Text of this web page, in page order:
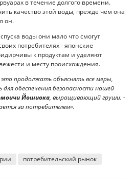
в течение долгого времени.
качество этой воды, прежде чем она
он.
воды они мало что смогут
потребителях - японские
к продуктам и уделяют
и месту происхождения.
продолжать объяснять все меры,
обеспечения безопасности нашей
Йошиока, выращивающий груши. -
за потребителем».
потребительский рынок